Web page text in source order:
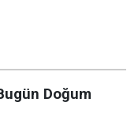
Doğum